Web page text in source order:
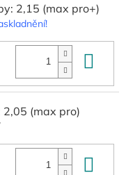
2,15 (max pro+)
2,05 (max pro)